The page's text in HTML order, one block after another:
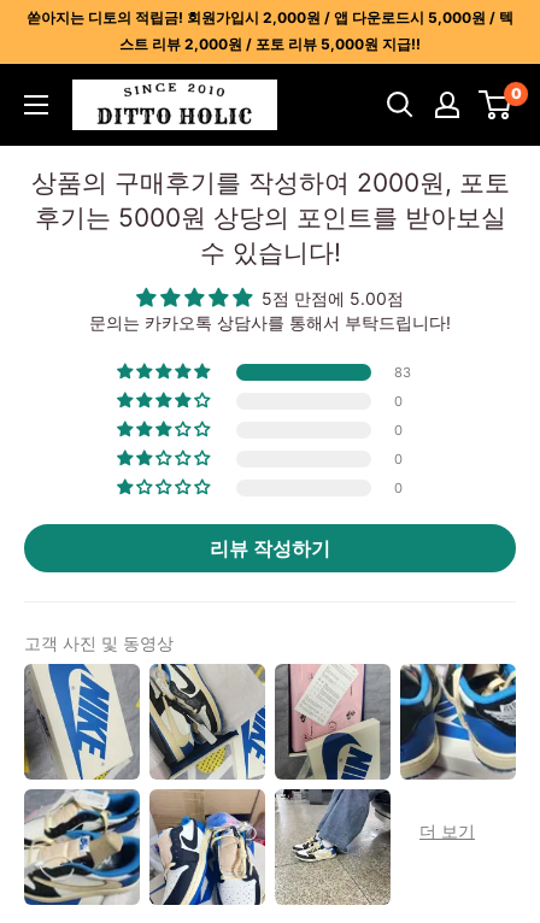
쏟아지는 디토의 적립금! 회원가입시 2,000원 / 앱 다운로드시 5,000원 / 텍
스트 리뷰 2,000원 / 포토 리뷰 5,000원 지급!!
릭
-
러
급
·S
급
하
이
엔
드
0
상품의 구매후기를 작성하여 2000원, 포토
후기는 5000원 상당의 포인트를 받아보실
수 있습니다!
5점 만점에 5.00점
문의는 카카오톡 상담사를 통해서 부탁드립니다!
83
0
0
0
0
리뷰 작성하기
고객 사진 및 동영상